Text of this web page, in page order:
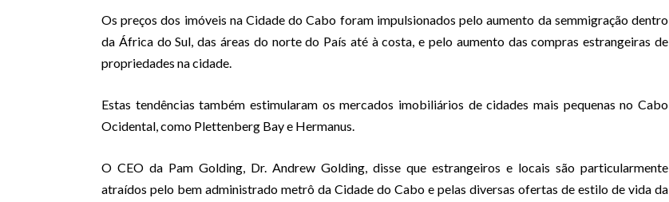
Os preços dos imóveis na Cidade do Cabo foram impulsionados pelo aumento da semmigração dentro
da África do Sul, das áreas do norte do País até à costa, e pelo aumento das compras estrangeiras de
propriedades na cidade.
Estas tendências também estimularam os mercados imobiliários de cidades mais pequenas no Cabo
Ocidental, como Plettenberg Bay e Hermanus.
O CEO da Pam Golding, Dr. Andrew Golding, disse que estrangeiros e locais são particularmente
atraídos pelo bem administrado metrô da Cidade do Cabo e pelas diversas ofertas de estilo de vida da